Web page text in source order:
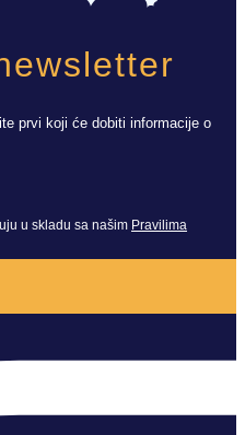
prvi koji će dobiti informacije o
u skladu sa našim Pravilima